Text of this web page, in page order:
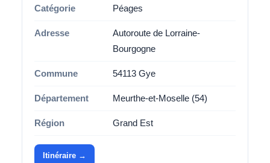
Catégorie Péages
Adresse
Autoroute de Lorraine-
Bourgogne
Commune 54113 Gye
Département Meurthe-et-Moselle (54)
Région Grand Est
Itinéraire →